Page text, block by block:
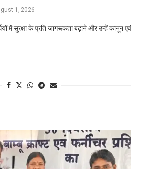
1, 2026
में सुरक्षा के प्रति जागरूकता बढ़ाने और उन्हें कानून एवं